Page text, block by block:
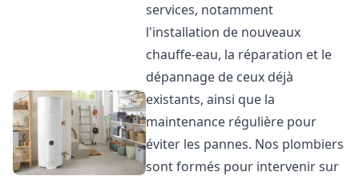
services, notamment
l'installation de nouveaux
chauffe-eau, la réparation et le
dépannage de ceux déjà
existants, ainsi que la
maintenance régulière pour
éviter les pannes. Nos plombiers
sont formés pour intervenir sur